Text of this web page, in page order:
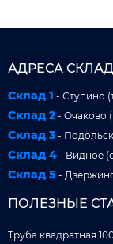
АДРЕСА
Склад 1 - Ступино
Склад 2 - Очаково
Склад 3 - Подольск
Склад 4 - Видное
Склад 5 -
ПОЛЕЗНЫЕ
Труба квадратная